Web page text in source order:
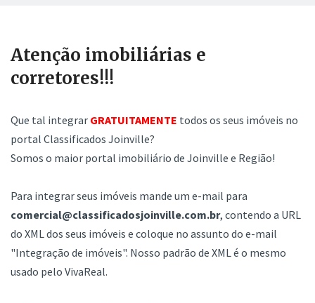
Atenção imobiliárias e
corretores!!!
Que tal integrar GRATUITAMENTE todos os seus imóveis no
portal Classificados Joinville?
Somos o maior portal imobiliário de Joinville e Região!
Para integrar seus imóveis mande um e-mail para
comercial@classificadosjoinville.com.br, contendo a URL
do XML dos seus imóveis e coloque no assunto do e-mail
"Integração de imóveis". Nosso padrão de XML é o mesmo
usado pelo VivaReal.